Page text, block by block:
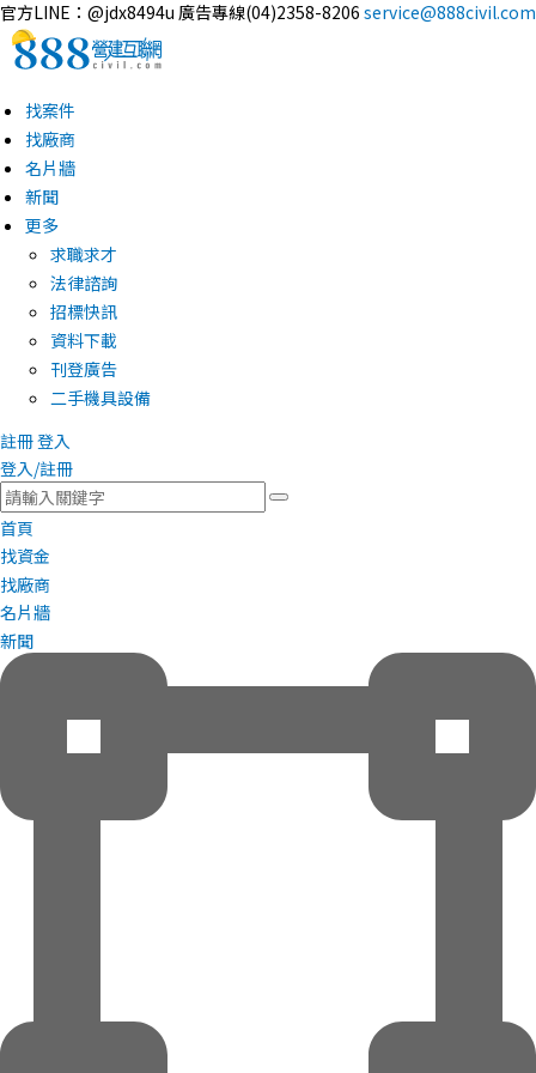
官方LINE：@jdx8494u 廣告專線(04)2358-8206 service@888civil.com
找案件
找廠商
名片牆
新聞
更多
求職求才
法律諮詢
招標快訊
資料下載
刊登廣告
二手機具設備
註冊登入
登入/註冊
首頁
找資金
找廠商
名片牆
新聞